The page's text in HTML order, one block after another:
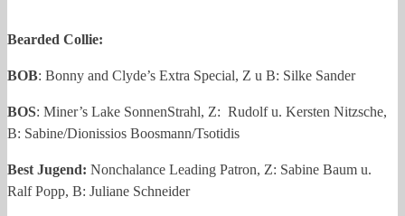
Bearded Collie:
BOB: Bonny and Clyde’s Extra Special, Z u B: Silke Sander
BOS: Miner’s Lake SonnenStrahl, Z: Rudolf u. Kersten Nitzsche,
B: Sabine/Dionissios Boosmann/Tsotidis
Best Jugend: Nonchalance Leading Patron, Z: Sabine Baum u.
Ralf Popp, B: Juliane Schneider